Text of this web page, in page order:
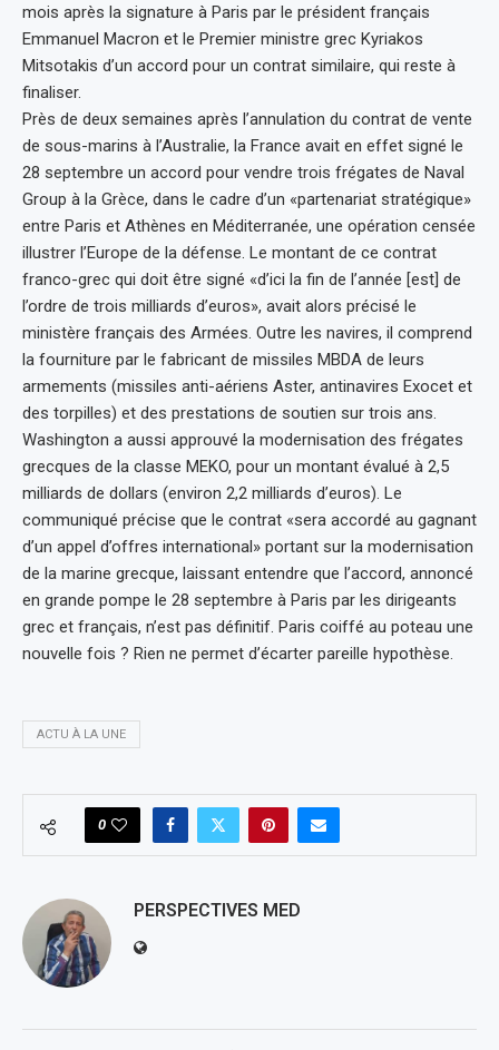
mois après la signature à Paris par le président français
Emmanuel Macron et le Premier ministre grec Kyriakos
Mitsotakis d’un accord pour un contrat similaire, qui reste à
finaliser.
Près de deux semaines après l’annulation du contrat de vente
de sous-marins à l’Australie, la France avait en effet signé le
28 septembre un accord pour vendre trois frégates de Naval
Group à la Grèce, dans le cadre d’un «partenariat stratégique»
entre Paris et Athènes en Méditerranée, une opération censée
illustrer l’Europe de la défense. Le montant de ce contrat
franco-grec qui doit être signé «d’ici la fin de l’année [est] de
l’ordre de trois milliards d’euros», avait alors précisé le
ministère français des Armées. Outre les navires, il comprend
la fourniture par le fabricant de missiles MBDA de leurs
armements (missiles anti-aériens Aster, antinavires Exocet et
des torpilles) et des prestations de soutien sur trois ans.
Washington a aussi approuvé la modernisation des frégates
grecques de la classe MEKO, pour un montant évalué à 2,5
milliards de dollars (environ 2,2 milliards d’euros). Le
communiqué précise que le contrat «sera accordé au gagnant
d’un appel d’offres international» portant sur la modernisation
de la marine grecque, laissant entendre que l’accord, annoncé
en grande pompe le 28 septembre à Paris par les dirigeants
grec et français, n’est pas définitif. Paris coiffé au poteau une
nouvelle fois ? Rien ne permet d’écarter pareille hypothèse.
ACTU À LA UNE
0
PERSPECTIVES MED